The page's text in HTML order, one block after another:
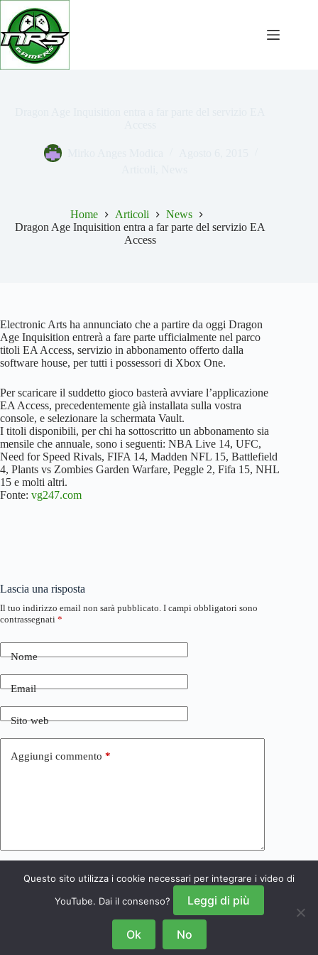
Salta
contenuto
Home Articoli
News
Dragon Age Inquisition entra a far parte del servizio EA
Access
Electronic Arts ha annunciato che a partire da oggi Dragon
Age Inquisition entrerà a fare parte ufficialmente nel parco
titoli EA Access, servizio in abbonamento offerto dalla
software house, per tutti i possessori di Xbox One.
Per scaricare il suddetto gioco basterà avviare l’applicazione
EA Access, precedentemente già installata sulla vostra
console, e selezionare la schermata Vault.
I titoli disponibili, per chi ha sottoscritto un abbonamento sia
mensile che annuale, sono i seguenti: NBA Live 14, UFC,
Need for Speed Rivals, FIFA 14, Madden NFL 15, Battlefield
4, Plants vs Zombies Garden Warfare, Peggle 2, Fifa 15, NHL
15 e molti altri.
Fonte: vg247.com
Lascia una risposta
Il tuo indirizzo email non sarà pubblicato. I campi obbligatori sono
contrassegnati *
Nome
Email
Sito web
Aggiungi commento *
Invia commento
Questo sito utilizza i cookie necessari per integrare i video di
YouTube. Dai il consenso?
Leggi di più
Ok No